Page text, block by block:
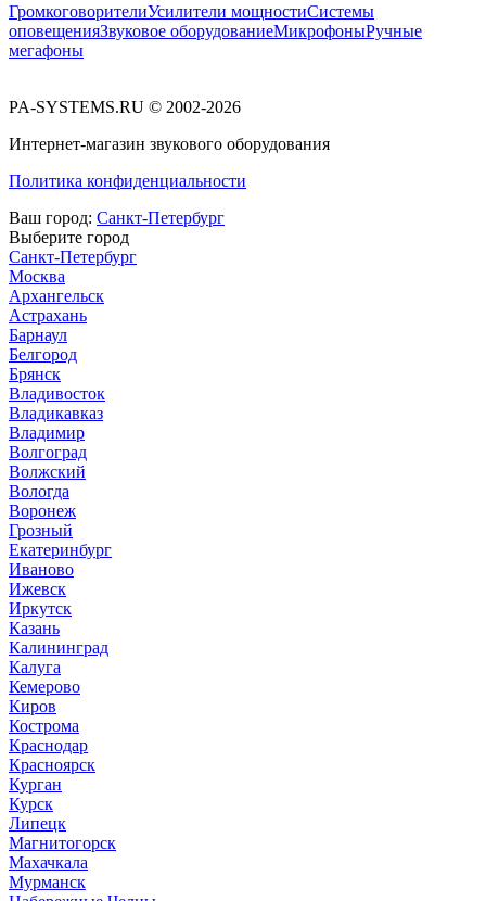
ГромкоговорителиУсилители мощностиСистемы
оповещенияЗвуковое оборудованиеМикрофоныРучные
мегафоны
PA-SYSTEMS.RU © 2002-2026
Интернет-магазин звукового оборудования
Политика конфиденциальности
Ваш город: Санкт-Петербург
Выберите город
Санкт-Петербург
Москва
Архангельск
Астрахань
Барнаул
Белгород
Брянск
Владивосток
Владикавказ
Владимир
Волгоград
Волжский
Вологда
Воронеж
Грозный
Екатеринбург
Иваново
Ижевск
Иркутск
Казань
Калининград
Калуга
Кемерово
Киров
Кострома
Краснодар
Красноярск
Курган
Курск
Липецк
Магнитогорск
Махачкала
Мурманск